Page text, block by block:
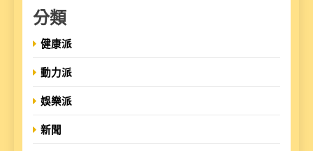
分類
健康派
動力派
娛樂派
新聞